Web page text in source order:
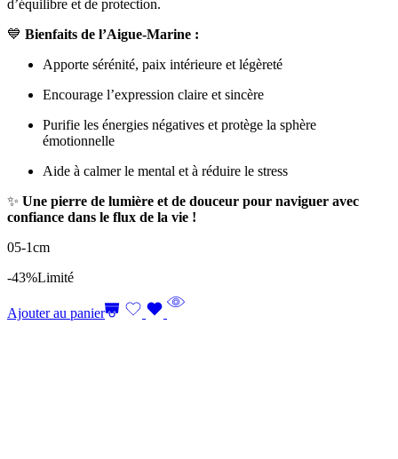
d’équilibre et de protection.
💙 Bienfaits de l’Aigue-Marine :
Apporte sérénité, paix intérieure et légèreté
Encourage l’expression claire et sincère
Purifie les énergies négatives et protège la sphère
émotionnelle
Aide à calmer le mental et à réduire le stress
✨ Une pierre de lumière et de douceur pour naviguer avec
confiance dans le flux de la vie !
05-1cm
-43%Limité
Ajouter au panier